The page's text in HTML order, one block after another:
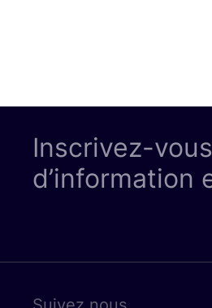
Inscrivez-
d’information